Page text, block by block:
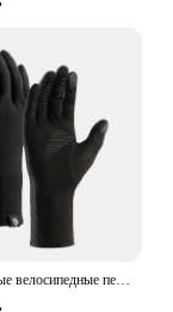
refuses to
gloves
resistant.
storm
these
The
operation
must-have
and
and
Ветрозащитные велосипедные перчатки, теплые перчатки с закрытыми пальцами для сенсорных экранов, Нескользящие водонепроницаемые уличные Мотоциклетные Перчатки